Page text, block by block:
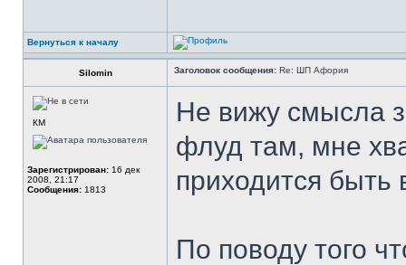
Вернуться к началу
Silomin Заголовок сообщения: Re: ШП Афория
КМ
Зарегистрирован: 16 дек
2008, 21:17
Сообщения: 1813
Не вижу смысла
флуд там, мне
приходится быть
По поводу того